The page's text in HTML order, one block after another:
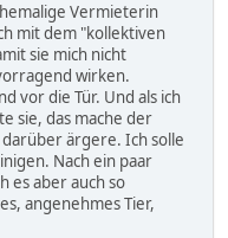
Vermieterin
mit dem "kollektiven
sie mich nicht
wirken.
vor die Tür. Und als ich
sie, das mache der
darüber ärgere. Ich solle
Nach ein paar
es aber auch so
angenehmes Tier,